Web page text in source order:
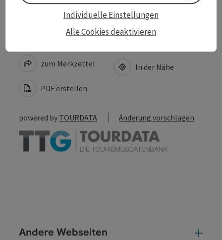
Beitrag merken
zum Merkzettel
PDF erstellen
In der Nähe
powered by TOURDATA Änderung vorschlagen
Andere Webseiten
Alle Cookies deaktivieren
Individuelle Einstellungen